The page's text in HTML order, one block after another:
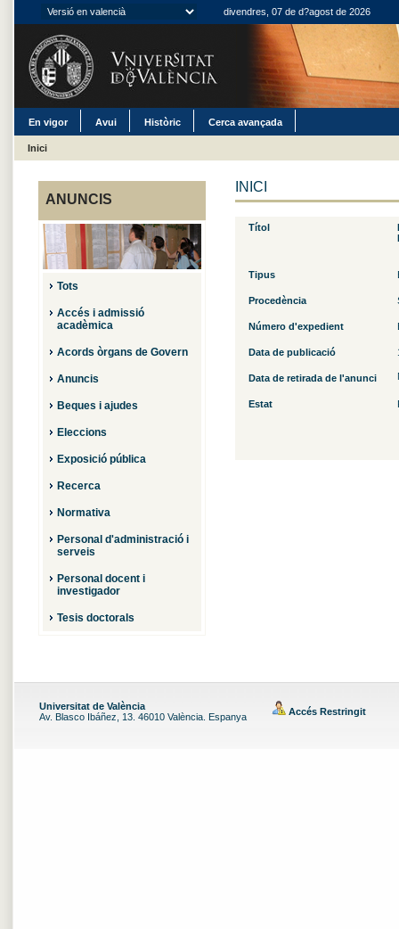
divendres, 07 de d?agost de 2026
En vigor Avui Històric Cerca avançada
Inici
ANUNCIS
Tots
Accés i admissió
acadèmica
Acords òrgans de Govern
Anuncis
Beques i ajudes
Eleccions
Exposició pública
Recerca
Normativa
Personal d'administració i
serveis
Personal docent i
investigador
Tesis doctorals
INICI
Títol
Tipus
Procedència
Número d'expedient
Data de publicació
Data de retirada de l'anunci
Estat
Universitat de València
Av. Blasco Ibáñez, 13. 46010 València. Espanya
Accés Restringit